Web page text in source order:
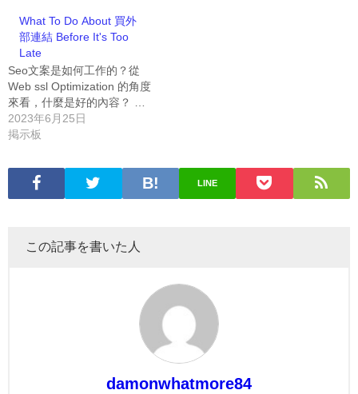
What To Do About 買外
部連結 Before It's Too
Late
Seo文案是如何工作的？從
Web ssl Optimization 的角度
來看，什麼是好的內容？ …
2023年6月25日
掲示板
LINE
この記事を書いた人
damonwhatmore84